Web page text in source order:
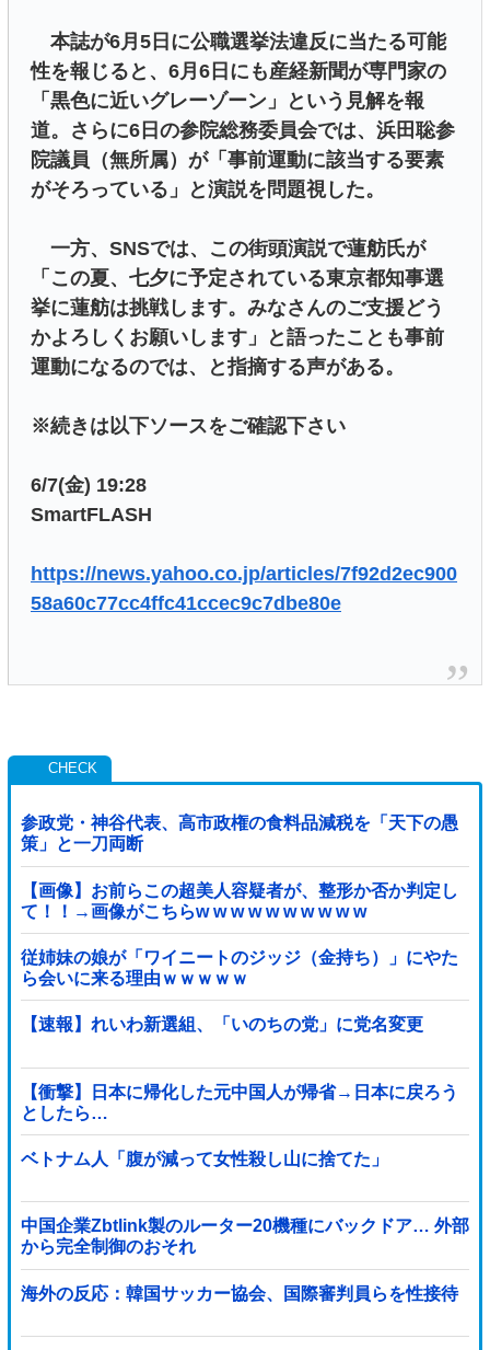
本誌が6月5日に公職選挙法違反に当たる可能
性を報じると、6月6日にも産経新聞が専門家の
「黒色に近いグレーゾーン」という見解を報
道。さらに6日の参院総務委員会では、浜田聡参
院議員（無所属）が「事前運動に該当する要素
がそろっている」と演説を問題視した。
一方、SNSでは、この街頭演説で蓮舫氏が
「この夏、七夕に予定されている東京都知事選
挙に蓮舫は挑戦します。みなさんのご支援どう
かよろしくお願いします」と語ったことも事前
運動になるのでは、と指摘する声がある。
※続きは以下ソースをご確認下さい
6/7(金) 19:28
SmartFLASH
https://news.yahoo.co.jp/articles/7f92d2ec900
58a60c77cc4ffc41ccec9c7dbe80e
参政党・神谷代表、高市政権の食料品減税を「天下の愚
策」と一刀両断
【画像】お前らこの超美人容疑者が、整形か否か判定し
て！！→画像がこちらw w w w w w w w w w
従姉妹の娘が「ワイニートのジッジ（金持ち）」にやた
ら会いに来る理由ｗｗｗｗｗ
【速報】れいわ新選組、「いのちの党」に党名変更
【衝撃】日本に帰化した元中国人が帰省→日本に戻ろう
としたら…
ベトナム人「腹が減って女性殺し山に捨てた」
中国企業Zbtlink製のルーター20機種にバックドア… 外部
から完全制御のおそれ
海外の反応：韓国サッカー協会、国際審判員らを性接待